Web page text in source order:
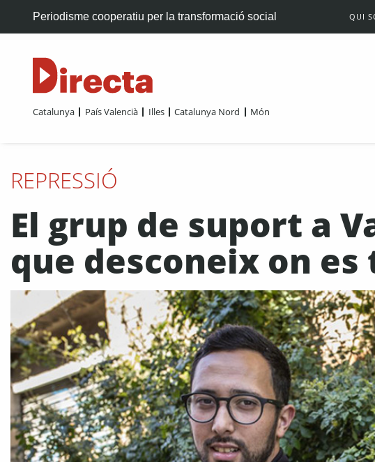
Periodisme cooperatiu per la transformació social QUI
Catalunya País Valencià Illes Catalunya Nord Món
REPRESSIÓ
El grup de suport a
que desconeix on